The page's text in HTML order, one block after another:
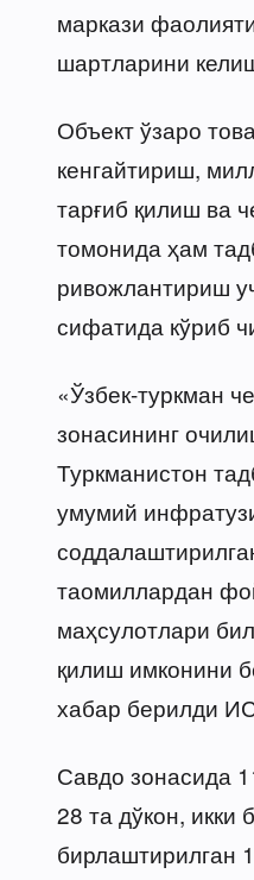
маркази
шартларини
Объект ўзаро
кенгайтириш,
тарғиб қилиш ва
томонида ҳам
ривожлантириш
сифатида кўриб
«Ўзбек-туркман
зонасининг
Туркманистон
умумий
таомиллардан
маҳсулотлари
қилиш имконини
хабар берилди
Савдо зонасида
28 та дўкон, икки
бирлаштирилган